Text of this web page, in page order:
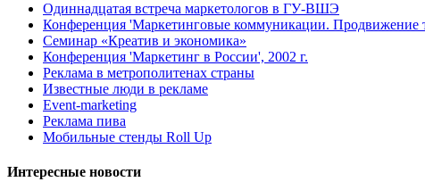
Одиннадцатая встреча маркетологов в ГУ-ВШЭ
Конференция 'Маркетинговые коммуникации. Продвижение
Семинар «Креатив и экономика»
Конференция 'Маркетинг в России', 2002 г.
Реклама в метрополитенах страны
Известные люди в рекламе
Event-marketing
Реклама пива
Мобильные стенды Roll Up
Интересные новости